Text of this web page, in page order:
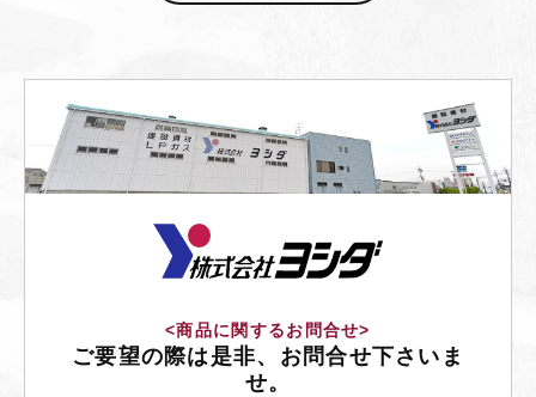
<商品に関するお問合せ>
ご要望の際は是非、お問合せ下さいま
せ。